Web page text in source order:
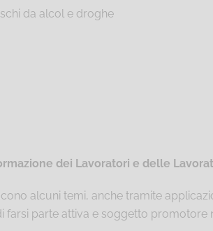
da alcol e droghe
dei Lavoratori e delle
alcuni temi, anche tramite
parte attiva e soggetto promotore